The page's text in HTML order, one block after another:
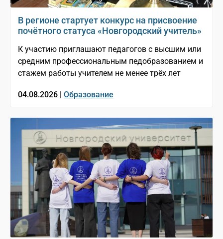
В регионе стартует конкурс на присвоение
почётного статуса «Новгородский учитель»
К участию приглашают педагогов с высшим или
средним профессиональным педобразованием и
стажем работы учителем не менее трёх лет
04.08.2026 | Образование